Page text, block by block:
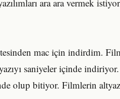
ara ara vermek
mac için indirdim.
saniyeler içinde
olup bitiyor. Filmlerin